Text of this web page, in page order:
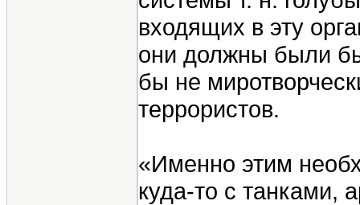
входящих в эту
они должны были
бы не
террористов.
«Именно этим
куда-то с танками,